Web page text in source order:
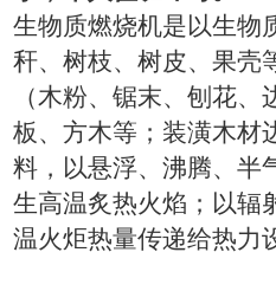
生物质燃烧机是以生物
秆、树枝、树皮、果壳
（木粉、锯末、刨花
板、方木等；装潢木材
料，以悬浮、沸腾、半
生高温炙热火焰；以辐
温火炬热量传递给热力